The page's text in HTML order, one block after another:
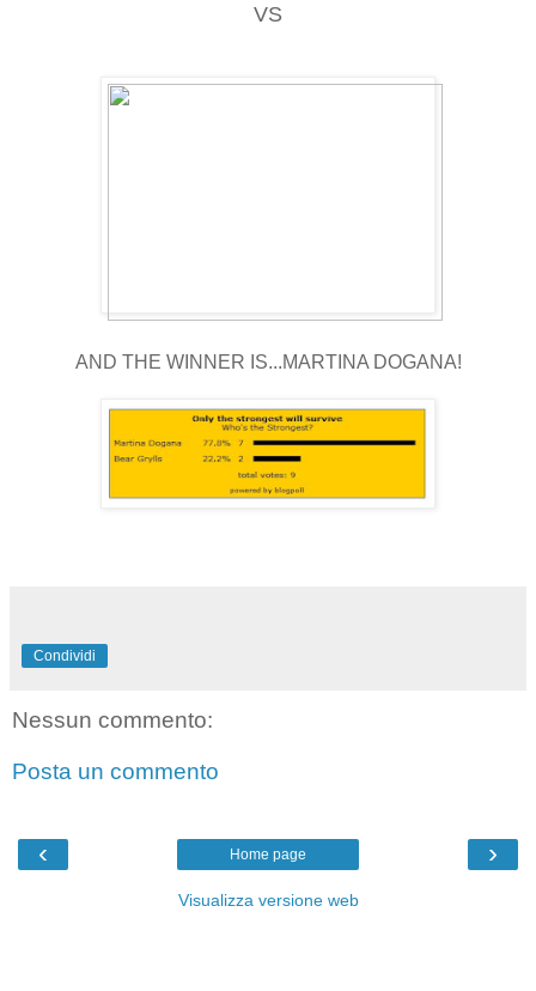
VS
AND THE WINNER IS...MARTINA DOGANA!
Condividi
Nessun commento:
Posta un commento
‹ ›
Home page
Visualizza versione web